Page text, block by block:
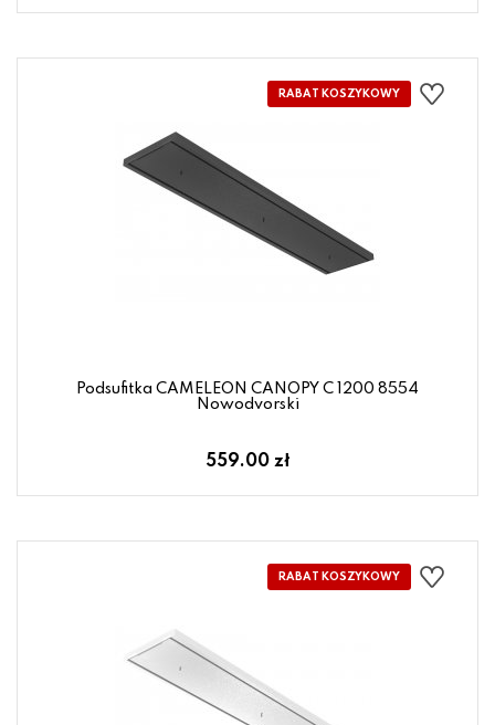
Podsufitka CAMELEON CANOPY C 1200 8554
Nowodvorski
559.00 zł